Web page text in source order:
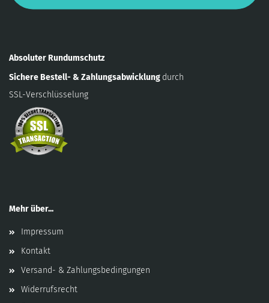
Absoluter Rundumschutz
Sichere Bestell- & Zahlungsabwicklung durch
SSL-Verschlüsselung
Mehr über...
Impressum
Kontakt
Versand- & Zahlungsbedingungen
Widerrufsrecht